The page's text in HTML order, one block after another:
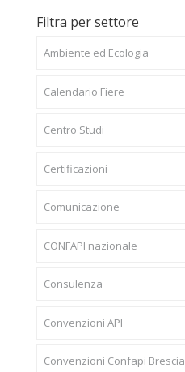
Filtra per settore
Ambiente ed Ecologia
Calendario Fiere
Centro Studi
Certificazioni
Comunicazione
CONFAPI nazionale
Consulenza
Convenzioni API
Convenzioni Confapi Brescia